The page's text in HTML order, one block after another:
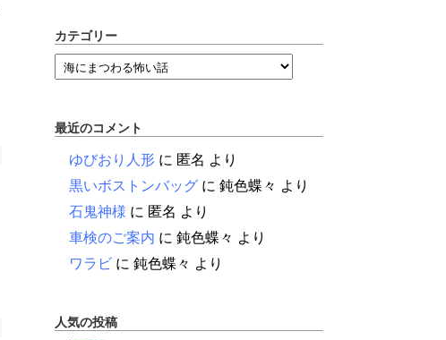
カテゴリー
最近のコメント
ゆびおり人形 に 匿名 より
黒いボストンバッグ に 鈍色蝶々 より
石鬼神様 に 匿名 より
車検のご案内 に 鈍色蝶々 より
ワラビ に 鈍色蝶々 より
人気の投稿